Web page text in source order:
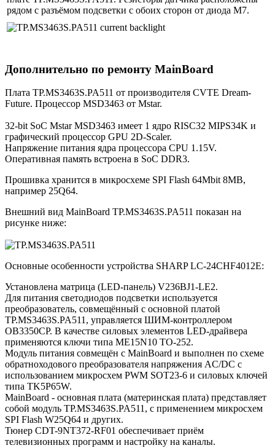
рядом c разъёмом подсветки c обоих сторон от диода M7.
Дополнительно по ремонту MainBoard
Плата TP.MS3463S.PA511 от производителя CVTE Dream-
Future. Процессор MSD3463 от Mstar.
32-bit SoC Mstar MSD3463 имеет 1 ядро RISC32 MIPS34K и
графический процессор GPU 2D-Scaler.
Напряжение питания ядра процессора CPU 1.15V.
Оперативная память встроена в SoC DDR3.
Прошивка хранится в микросхеме SPI Flash 64Mbit 8MB,
например 25Q64.
Внешний вид MainBoard TP.MS3463S.PA511 показан на
рисунке ниже:
Основные особенности устройства SHARP LC-24CHF4012E:
Установлена матрица (LED-панель) V236BJ1-LE2.
Для питания светодиодов подсветки используется
преобразователь, совмещённый с основной платой
TP.MS3463S.PA511, управляется ШИМ-контроллером
OB3350CP. В качестве силовых элементов LED-драйвера
применяются ключи типа ME15N10 TO-252.
Модуль питания совмещён с MainBoard и выполнен по схеме
обратноходового преобразователя напряжения AC/DC c
использованием микросхем PWM SOT23-6 и силовых ключей
типа TK5P65W.
MainBoard - основная плата (материнская плата) представляет
собой модуль TP.MS3463S.PA511, с применением микросхем
SPI Flash W25Q64 и других.
Тюнер CDT-9NT372-RF01 обеспечивает приём
телевизионных программ и настройку на каналы.